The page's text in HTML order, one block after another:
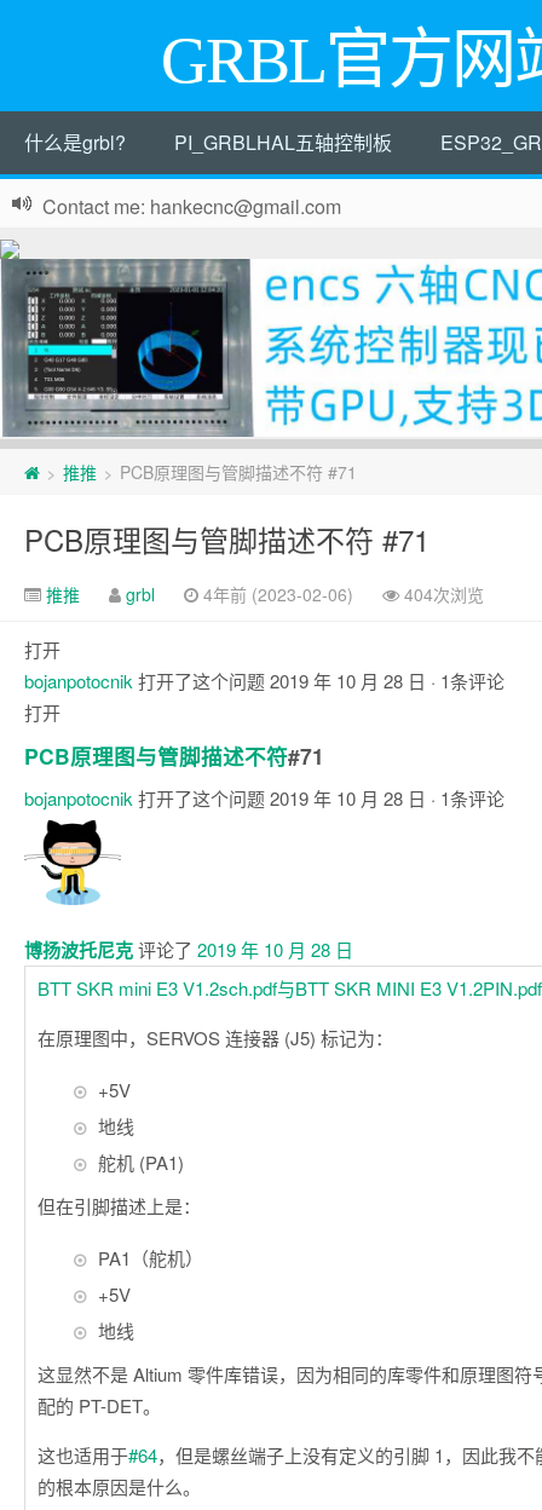
GRBL官方网
什么是grbl? PI_GRBLHAL五轴控制板
Contact me: hankecnc@gmail.com
> 推推 > PCB原理图与管脚描述不符 #71
PCB原理图与管脚描述不符 #71
推推 grbl 4年前 (2023-02-06) 404次浏览
打开
bojanpotocnik 打开了这个问题2019 年 10 月 28 日 · 1条评论
打开
PCB原理图与管脚描述不符#71
bojanpotocnik 打开了这个问题2019 年 10 月 28 日 · 1条评论
评
博扬波托尼克评论了 2019 年 10 月 28 日
BTT SKR mini E3 V1.2sch.pdf与BTT SKR MINI E3 V1.2PIN.pdf
在原理图中，SERVOS 连接器 (J5) 标记为：
+5V
地线
舵机 (PA1)
但在引脚描述上是：
PA1（舵机）
+5V
地线
这显然不是 Altium 零件库错误，因为相同的库零件和原理图符
配的 PT-DET。
这也适用于#64，但是螺丝端子上没有定义的引脚 1，因此我
的根本原因是什么。